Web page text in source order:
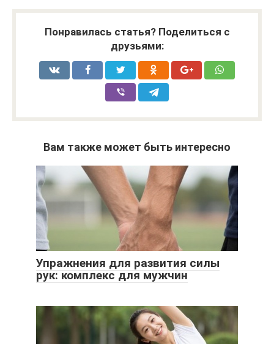
Понравилась статья? Поделиться с
друзьями:
Вам также может быть интересно
Упражнения для развития силы
рук: комплекс для мужчин